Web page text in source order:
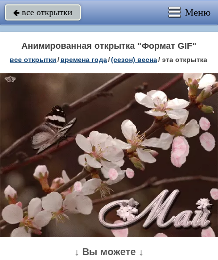
 все открытки Меню
Анимированная открытка "Формат GIF"
все открытки/времена года/(сезон) весна/ эта открытка
↓ Вы можете ↓